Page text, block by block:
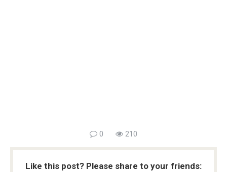
0 210
Like this post? Please share to your friends: